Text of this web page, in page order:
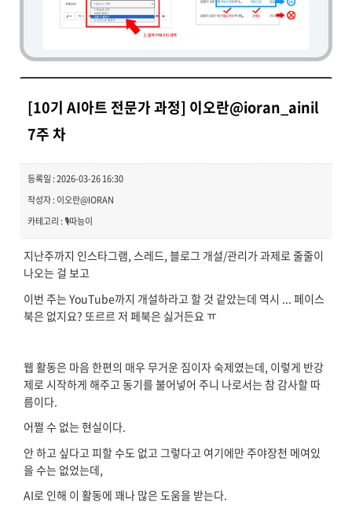
[10기 AI아트 전문가 과정] 이오란@ioran_ainil
7주 차
등록일 : 2026-03-26 16:30
작성자 : 이오란@IORAN
카테고리 : 🎙️따능이
지난주까지 인스타그램, 스레드, 블로그 개설/관리가 과제로 줄줄이
나오는 걸 보고
이번 주는 YouTube까지 개설하라고 할 것 같았는데 역시 ... 페이스
북은 없지요? 또르르 저 페북은 싫거든요 ㅠ
웹 활동은 마음 한편의 매우 무거운 짐이자 숙제였는데, 이렇게 반강
제로 시작하게 해주고 동기를 불어넣어 주니 나로서는 참 감사할 따
름이다.
어쩔 수 없는 현실이다.
안 하고 싶다고 피할 수도 없고 그렇다고 여기에만 주야장천 메여있
을 수는 없었는데,
AI로 인해 이 활동에 꽤나 많은 도움을 받는다.